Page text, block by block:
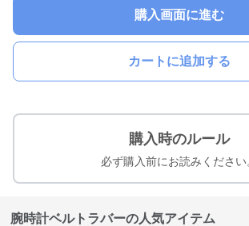
購入画面に進む
カートに追加する
購入時のルール
必ず購入前にお読みください
腕時計ベルトラバーの人気アイテム